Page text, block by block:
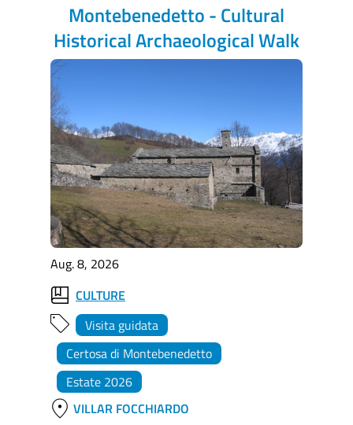
Montebenedetto - Cultural
Historical Archaeological Walk
Aug. 8, 2026
CULTURE
Visita guidata
Certosa di Montebenedetto
Estate 2026
location_on VILLAR FOCCHIARDO